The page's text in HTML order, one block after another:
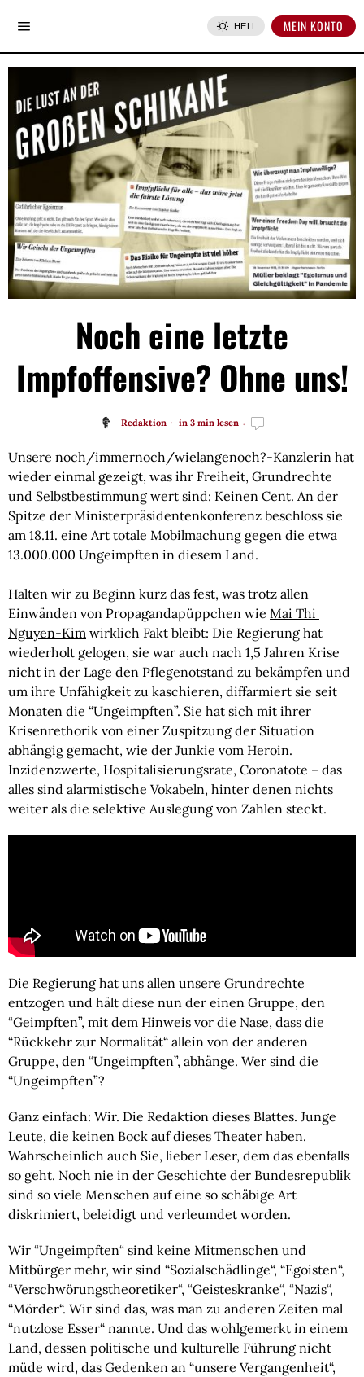
HELL MEIN KONTO
Noch eine letzte
Impfoffensive? Ohne uns!
Redaktion in 3 min lesen
Unsere noch/immernoch/wielangenoch?-Kanzlerin hat
wieder einmal gezeigt, was ihr Freiheit, Grundrechte
und Selbstbestimmung wert sind: Keinen Cent. An der
Spitze der Ministerpräsidentenkonferenz beschloss sie
am 18.11. eine Art totale Mobilmachung gegen die etwa
13.000.000 Ungeimpften in diesem Land.
Halten wir zu Beginn kurz das fest, was trotz allen
Einwänden von Propagandapüppchen wie Mai Thi
Nguyen-Kim wirklich Fakt bleibt: Die Regierung hat
wiederholt gelogen, sie war auch nach 1,5 Jahren Krise
nicht in der Lage den Pflegenotstand zu bekämpfen und
um ihre Unfähigkeit zu kaschieren, diffarmiert sie seit
Monaten die “Ungeimpften”. Sie hat sich mit ihrer
Krisenrethorik von einer Zuspitzung der Situation
abhängig gemacht, wie der Junkie vom Heroin.
Inzidenzwerte, Hospitalisierungsrate, Coronatote – das
alles sind alarmistische Vokabeln, hinter denen nichts
weiter als die selektive Auslegung von Zahlen steckt.
Die Regierung hat uns allen unsere Grundrechte
entzogen und hält diese nun der einen Gruppe, den
“Geimpften”, mit dem Hinweis vor die Nase, dass die
“Rückkehr zur Normalität“ allein von der anderen
Gruppe, den “Ungeimpften”, abhänge. Wer sind die
“Ungeimpften”?
Ganz einfach: Wir. Die Redaktion dieses Blattes. Junge
Leute, die keinen Bock auf dieses Theater haben.
Wahrscheinlich auch Sie, lieber Leser, dem das ebenfalls
so geht. Noch nie in der Geschichte der Bundesrepublik
sind so viele Menschen auf eine so schäbige Art
diskrimiert, beleidigt und verleumdet worden.
Wir “Ungeimpften“ sind keine Mitmenschen und
Mitbürger mehr, wir sind “Sozialschädlinge“, “Egoisten“,
“Verschwörungstheoretiker“, “Geisteskranke“, “Nazis“,
“Mörder“. Wir sind das, was man zu anderen Zeiten mal
“nutzlose Esser“ nannte. Und das wohlgemerkt in einem
Land, dessen politische und kulturelle Führung nicht
müde wird, das Gedenken an “unsere Vergangenheit“,